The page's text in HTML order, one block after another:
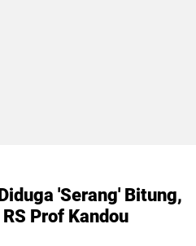
'Serang' Bitung,
Prof Kandou